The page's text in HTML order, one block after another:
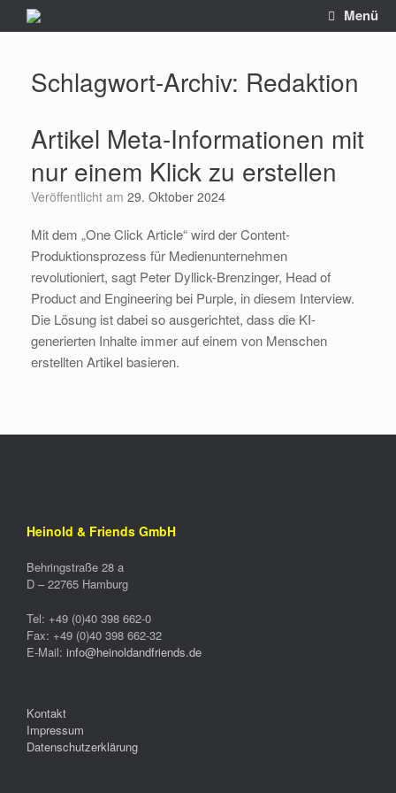
Inhalt
Menü
Schlagwort-Archiv: Redaktion
Artikel Meta-Informationen mit
nur einem Klick zu erstellen
Veröffentlicht am 29. Oktober 2024
Mit dem „One Click Article“ wird der Content-
Produktionsprozess für Medienunternehmen
revolutioniert, sagt Peter Dyllick-Brenzinger, Head of
Product and Engineering bei Purple, in diesem Interview.
Die Lösung ist dabei so ausgerichtet, dass die KI-
generierten Inhalte immer auf einem von Menschen
erstellten Artikel basieren.
Heinold & Friends GmbH
Behringstraße 28 a
D –22765 Hamburg
Tel: +49 (0)40 398 662-0
Fax: +49 (0)40 398 662-32
E-Mail: info@heinoldandfriends.de
Kontakt
Impressum
Datenschutzerklärung